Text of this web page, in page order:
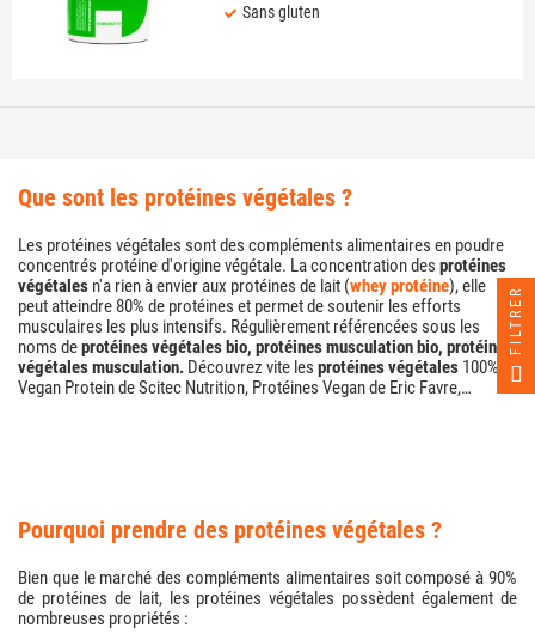
Sans gluten
que sont les protéines végétales ?
Les protéines végétales sont des compléments alimentaires en poudre
concentrés protéine d'origine végétale. La concentration des protéines
végétales n'a rien à envier aux protéines de lait (whey protéine), elle
peut atteindre 80% de protéines et permet de soutenir les efforts
musculaires les plus intensifs. Régulièrement référencées sous les
noms deprotéines végétales bio, protéines musculation bio, protéines
végétales musculation. Découvrez vite les protéines végétales 100%
Vegan Protein de Scitec Nutrition, Protéines Vegan de Eric Favre,…
pourquoi prendre des protéines végétales ?
Bien que le marché des compléments alimentaires soit composé à 90%
de protéines de lait, les protéines végétales possèdent également de
nombreuses propriétés :
FILTRER